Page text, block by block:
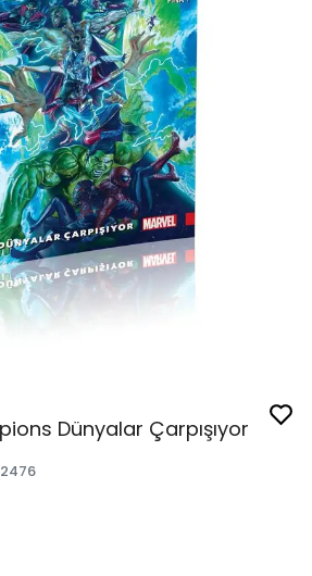
Dünyalar Çarpışıyor